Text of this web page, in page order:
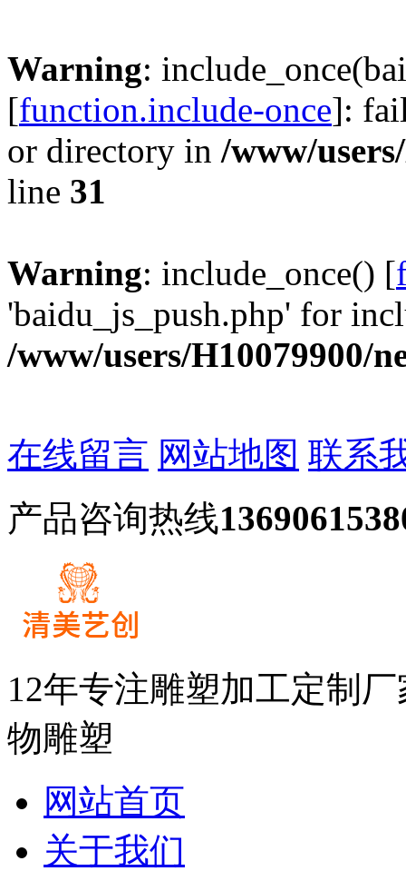
Warning:
[function.include-once]:
or directory in /www/
line 31
Warning: include_once() [
'baidu_js_push.php' for
/www/users/H10079900/
在线留言 网站地图 联系
产品咨询热线
12年专注雕塑加工定制
物雕塑
网站首页
关于我们